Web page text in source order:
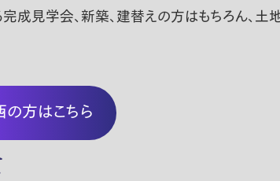
成見学会、新築、建替えの方はもちろん
の方はこちら